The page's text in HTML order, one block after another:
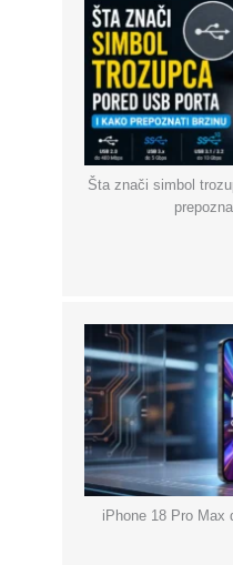
Šta znači simbol
iPhone 18 Pro Max